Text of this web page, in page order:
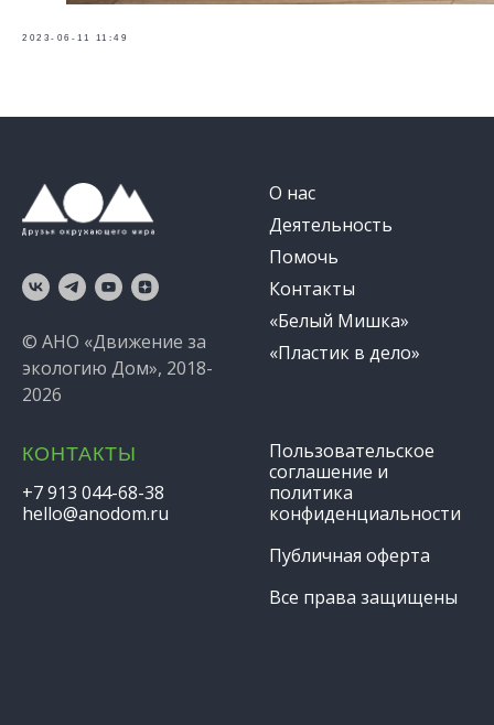
2023-06-11 11:49
© АНО «Движение за
экологию Дом», 2018-
2026
О нас
Деятельность
Помочь
Контакты
«Белый Мишка»
«Пластик в дело»
КОНТАКТЫ
+7 913 044-68-38
hello@anodom.ru
Пользовательское
соглашение и
политика
конфиденциальности
Публичная оферта
Все права защищены